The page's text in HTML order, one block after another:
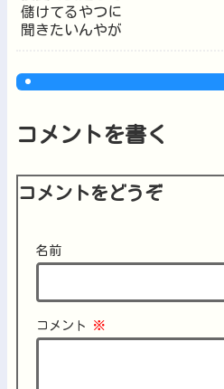
コメントを書く
コメントをどうぞ
名前
コメント ※